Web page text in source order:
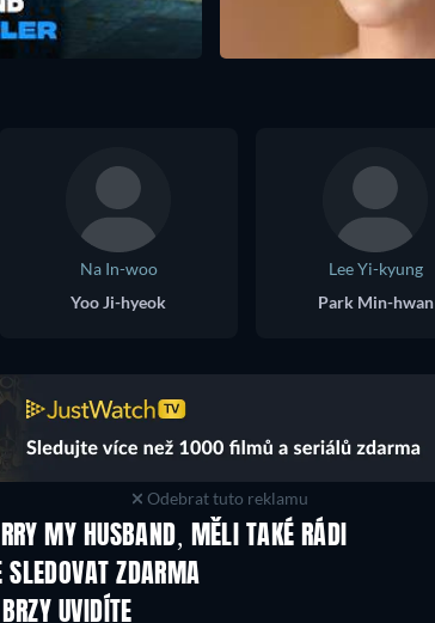
Na In-woo
Yoo Ji-hyeok
Lee Yi-kyung
Park Min-hwan
Odebrat tuto reklamu
MY HUSBAND, MĚLI TAKÉ RÁDI
SLEDOVAT ZDARMA
TV
UVIDÍTE